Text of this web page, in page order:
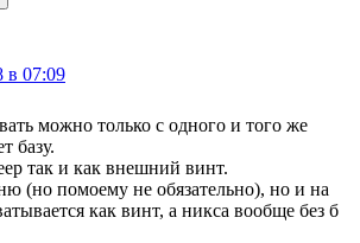
в 07:09
можно только с одного и того же
базу.
так и как внешний винт.
(но помоему не обязательно), но и на
как винт, а никса вообще без б